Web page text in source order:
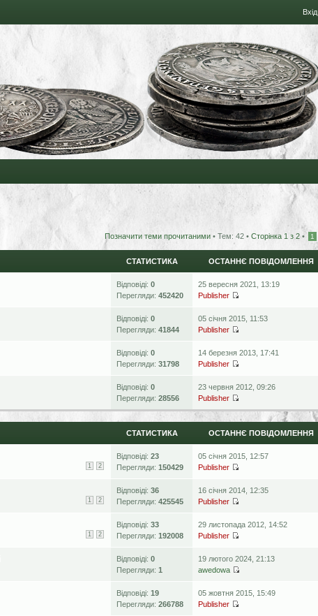
Вхід
Позначити теми прочитаними • Тем: 42 • Сторінка 1 з 2 • 1
СТАТИСТИКА ОСТАННЄ ПОВІДОМЛЕННЯ
Відповіді: 0
Перегляди: 452420
25 вересня 2021, 13:19
Publisher
Відповіді: 0
Перегляди: 41844
05 січня 2015, 11:53
Publisher
Відповіді: 0
Перегляди: 31798
14 березня 2013, 17:41
Publisher
Відповіді: 0
Перегляди: 28556
23 червня 2012, 09:26
Publisher
СТАТИСТИКА ОСТАННЄ ПОВІДОМЛЕННЯ
1 2
Відповіді: 23
Перегляди: 150429
05 січня 2015, 12:57
Publisher
1 2
Відповіді: 36
Перегляди: 425545
16 січня 2014, 12:35
Publisher
1 2
Відповіді: 33
Перегляди: 192008
29 листопада 2012, 14:52
Publisher
Відповіді: 0
Перегляди: 1
19 лютого 2024, 21:13
awedowa
Відповіді: 19
Перегляди: 266788
05 жовтня 2015, 15:49
Publisher